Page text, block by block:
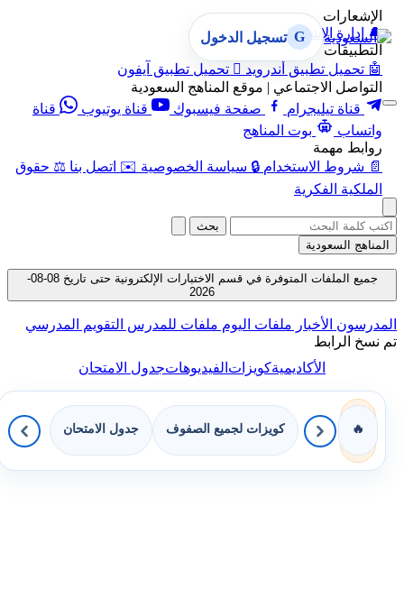
الإشعارات
🔔
إدارة الإشعارات
التطبيقات
🤖 تحميل تطبيق أندرويد  تحميل تطبيق آيفون
التواصل الاجتماعي | موقع المناهج السعودية
قناة تيليجرام
صفحة فيسبوك قناة يوتيوب
قناة
واتساب
بوت المناهج
روابط مهمة
📄 شروط الاستخدام 🔒 سياسة الخصوصية ✉️ اتصل بنا ⚖️ حقوق
الملكية الفكرية
G تسجيل الدخول
بحث
المناهج السعودية
جميع الملفات المتوفرة في قسم الاختبارات الإلكترونية حتى تاريخ 08-08-
2026
المدرسون الأخبار ملفات اليوم ملفات للمدرس التقويم المدرسي
تم نسخ الرابط
الأكاديميةكويزاتالفيديوهاتجدول الامتحان
🔥 كويزات لجميع الصفوف جدول الامتحان